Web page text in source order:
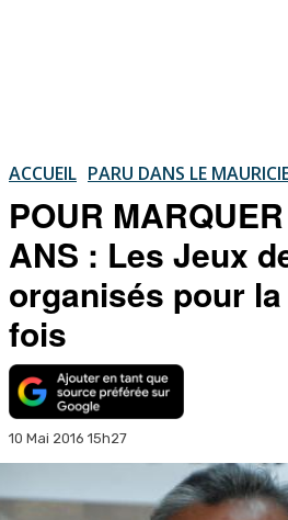
ACCUEIL PARU DANS LE
POUR
ANS : Les Jeux
organisés pour
fois
10 Mai 2016 15h27